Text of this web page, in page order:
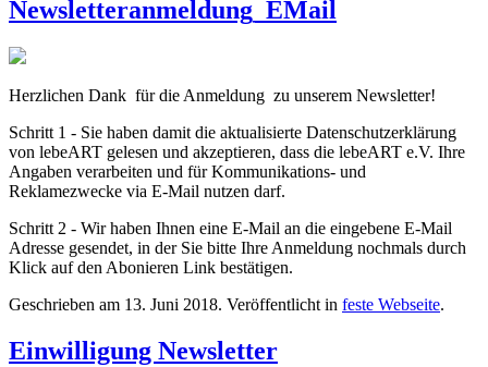
Newsletteranmeldung_EMail
Herzlichen Dank für die Anmeldung zu unserem Newsletter!
Schritt 1 - Sie haben damit die aktualisierte Datenschutzerklärung
von lebeART gelesen und akzeptieren, dass die lebeART e.V. Ihre
Angaben verarbeiten und für Kommunikations- und
Reklamezwecke via E-Mail nutzen darf.
Schritt 2 - Wir haben Ihnen eine E-Mail an die eingebene E-Mail
Adresse gesendet, in der Sie bitte Ihre Anmeldung nochmals durch
Klick auf den Abonieren Link bestätigen.
Geschrieben am 13. Juni 2018. Veröffentlicht in feste Webseite.
Einwilligung Newsletter